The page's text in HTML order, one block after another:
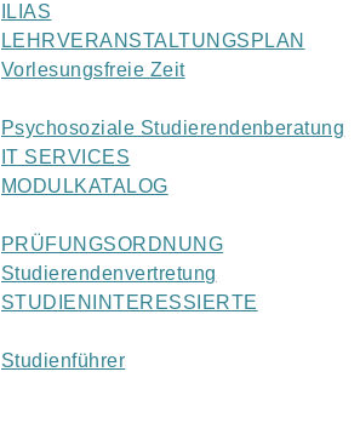
ILIAS
LEHRVERANSTALTUNGSPLAN
Vorlesungsfreie Zeit
Psychosoziale Studierendenberatung
IT SERVICES
MODULKATALOG
PRÜFUNGSORDNUNG
Studierendenvertretung
STUDIENINTERESSIERTE
Studienführer